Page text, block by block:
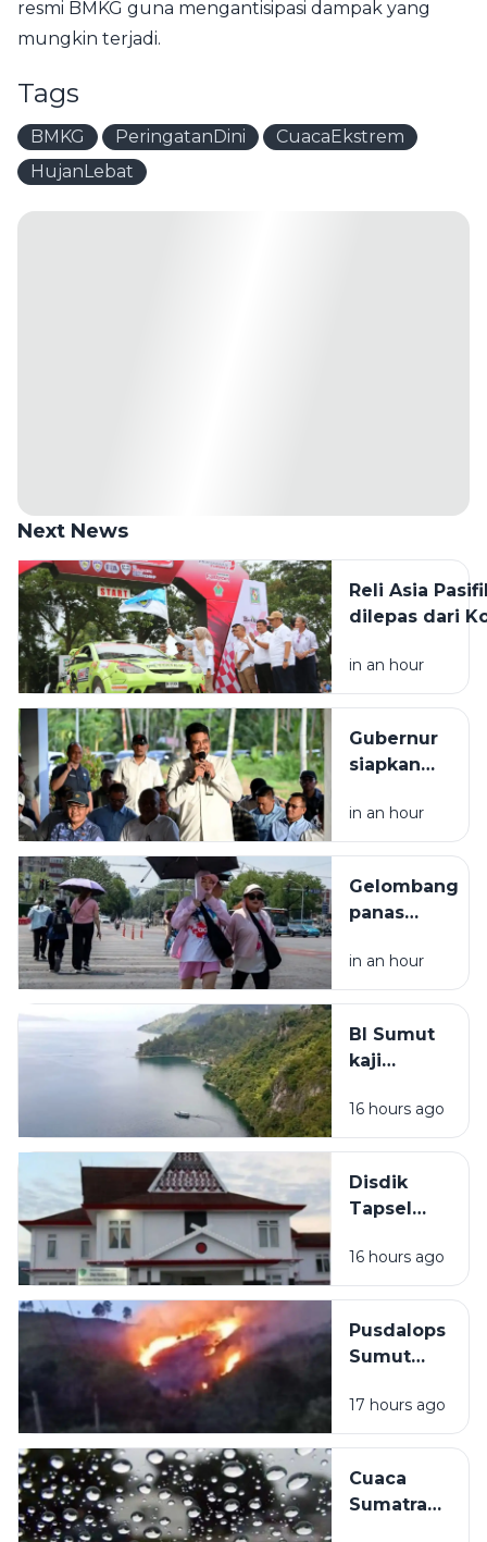
resmi BMKG guna mengantisipasi dampak yang
mungkin terjadi.
Tags
BMKG PeringatanDini
CuacaEkstrem
HujanLebat
Next News
Reli Asia
dilepas dari
diikuti 45
in an hour
Gubernur
siapkan
bangun
rumah
kelapa di
Nias Utara
in an hour
Gelombang
panas
sebagian
besar
Selatan
in an hour
BI Sumut
kaji
wisata
Danau d d
ekonomi
khusus
16 hours ago
Disdik
Tapsel
tangan
tindaklanjuti
guru dan
kasek jarang
Nabolak
16 hours ago
Pusdalops
Sumut
hektare
terdampak
Simalungun
17 hours ago
Cuaca
Sumatra